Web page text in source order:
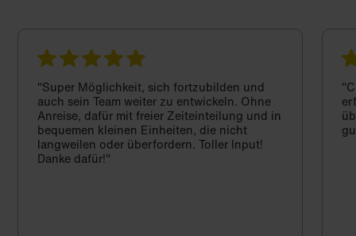
"Super Möglichkeit, sich fortzubilden und
auch sein Team weiter zu entwickeln. Ohne
Anreise, dafür mit freier Zeiteinteilung und in
bequemen kleinen Einheiten, die nicht
langweilen oder überfordern. Toller Input!
Danke dafür!"